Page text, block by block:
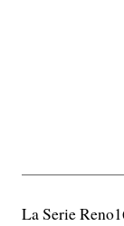
La Serie